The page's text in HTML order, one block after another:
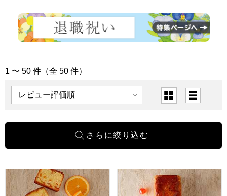
「スイーツ」の商品一覧
1 〜 50 件（全 50 件）
表示順 表示切替
ホテルニューオータニ オレンジケーキ(1本)[O-17]【年間ギフ
ホテルニューオータニ フル